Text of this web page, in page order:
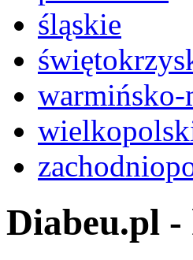
śląskie
warmińsko-
Diabeu.pl